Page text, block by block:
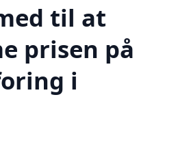
til at
prisen på
i